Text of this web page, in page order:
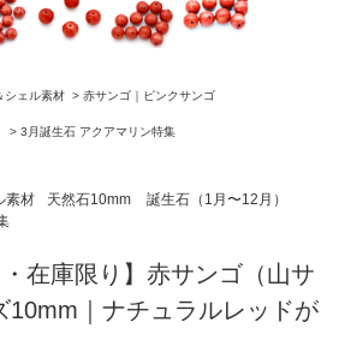
シェル素材 > 赤サンゴ｜ピンクサンゴ
> 3月誕生石 アクアマリン特集
素材 天然石10mm
誕生石（1月〜12月）
・在庫限り】赤サンゴ（山サ
10mm｜ナチュラルレッドが